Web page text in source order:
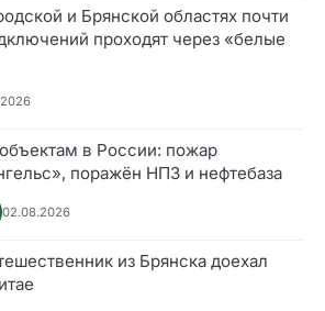
и Брянской областях почти
проходят через «белые
в России: пожар
поражён НПЗ и нефтебаза
02.08.2026
из Брянска доехал